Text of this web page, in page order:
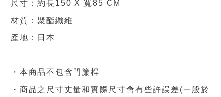
尺寸：約長150 X 寬85 CM
材質：聚酯纖維
產地：日本
・本商品不包含門簾桿
・商品之尺寸丈量和實際尺寸會有些許誤差(一般於